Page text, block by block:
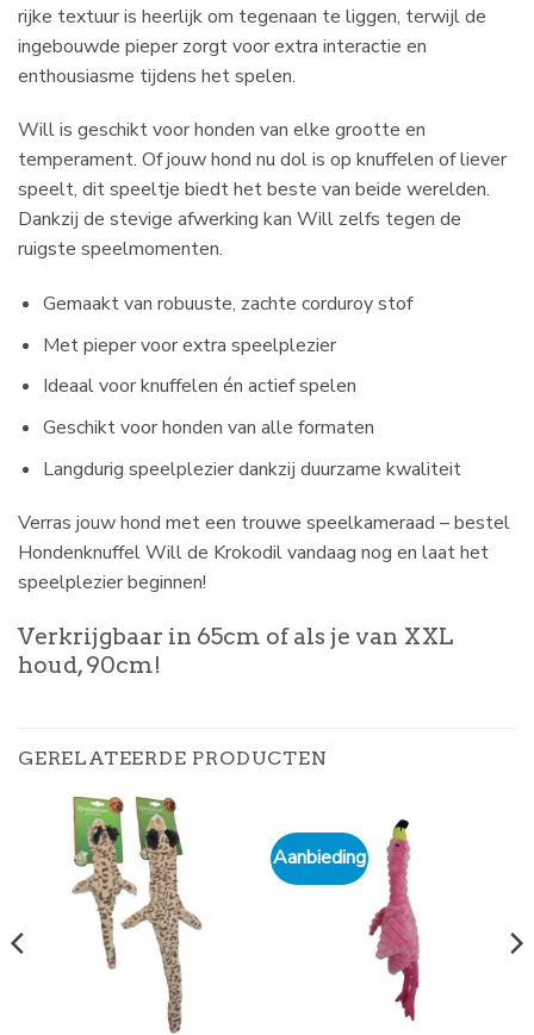
rijke textuur is heerlijk om tegenaan te liggen, terwijl de
ingebouwde pieper zorgt voor extra interactie en
enthousiasme tijdens het spelen.
Will is geschikt voor honden van elke grootte en
temperament. Of jouw hond nu dol is op knuffelen of liever
speelt, dit speeltje biedt het beste van beide werelden.
Dankzij de stevige afwerking kan Will zelfs tegen de
ruigste speelmomenten.
Gemaakt van robuuste, zachte corduroy stof
Met pieper voor extra speelplezier
Ideaal voor knuffelen én actief spelen
Geschikt voor honden van alle formaten
Langdurig speelplezier dankzij duurzame kwaliteit
Verras jouw hond met een trouwe speelkameraad – bestel
Hondenknuffel Will de Krokodil vandaag nog en laat het
speelplezier beginnen!
Verkrijgbaar in 65cm of als je van XXL
houd, 90cm!
GERELATEERDE PRODUCTEN
Aanbieding